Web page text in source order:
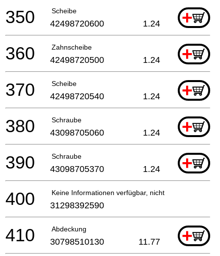
Scheibe +
350 42498720600 1.24
Zahnscheibe +
360 42498720500 1.24
Scheibe +
370 42498720540 1.24
Schraube +
380 43098705060 1.24
Schraube +
390 43098705370 1.24
Keine Informationen verfügbar, nicht bestellbar
400 31298392590
Abdeckung +
410 30798510130 11.77